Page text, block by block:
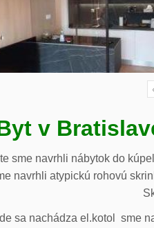
v
sme navrhli nábytok do
navrhli atypickú rohovú
sa nachádza el.kotol sme